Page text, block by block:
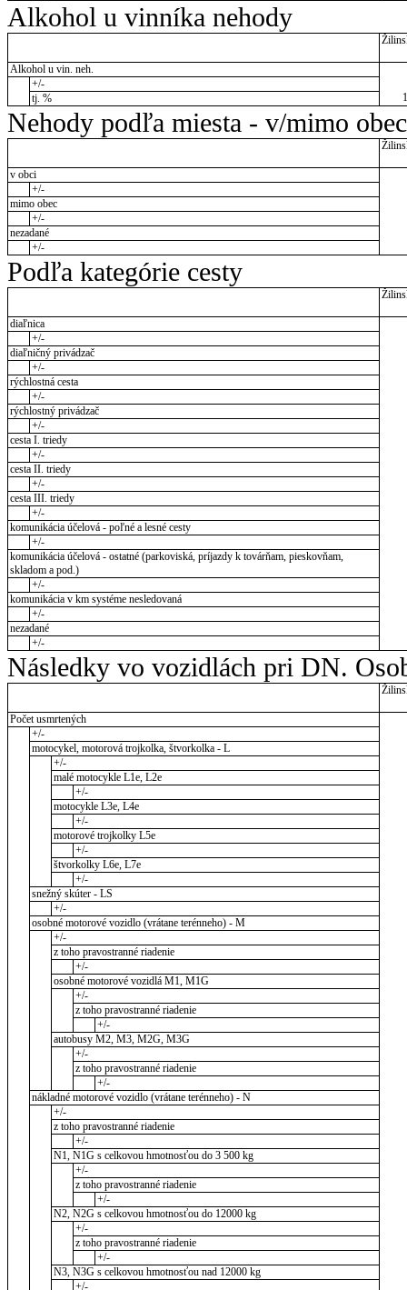
Alkohol u vinníka nehody
Alkohol u vin. neh.
+/-
tj. %
Nehody podľa miesta - v/mimo obec
v obci
+/-
mimo obec
+/-
nezadané
+/-
Podľa kategórie cesty
diaľnica
+/-
diaľničný privádzač
+/-
rýchlostná cesta
+/-
rýchlostný privádzač
+/-
cesta I. triedy
+/-
cesta II. triedy
+/-
cesta III. triedy
+/-
komunikácia účelová - poľné a lesné cesty
+/-
komunikácia účelová - ostatné (parkoviská, príjazdy k továrňam, pieskovňam,
skladom a pod.)
+/-
komunikácia v km systéme nesledovaná
+/-
nezadané
+/-
Následky vo vozidlách pri DN.
Počet usmrtených
+/-
motocykel, motorová trojkolka, štvorkolka - L
+/-
malé motocykle L1e, L2e
+/-
motocykle L3e, L4e
+/-
motorové trojkolky L5e
+/-
štvorkolky L6e, L7e
+/-
snežný skúter - LS
+/-
osobné motorové vozidlo (vrátane terénneho) - M
+/-
z toho pravostranné riadenie
+/-
osobné motorové vozidlá M1, M1G
+/-
z toho pravostranné riadenie
+/-
autobusy M2, M3, M2G, M3G
+/-
z toho pravostranné riadenie
+/-
nákladné motorové vozidlo (vrátane terénneho) - N
+/-
z toho pravostranné riadenie
+/-
N1, N1G s celkovou hmotnosťou do 3 500 kg
+/-
z toho pravostranné riadenie
+/-
N2, N2G s celkovou hmotnosťou do 12000 kg
+/-
z toho pravostranné riadenie
+/-
N3, N3G s celkovou hmotnosťou nad 12000 kg
+/-